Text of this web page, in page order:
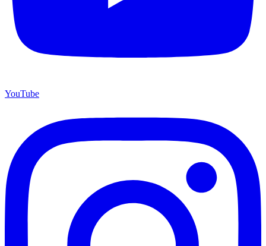
YouTube